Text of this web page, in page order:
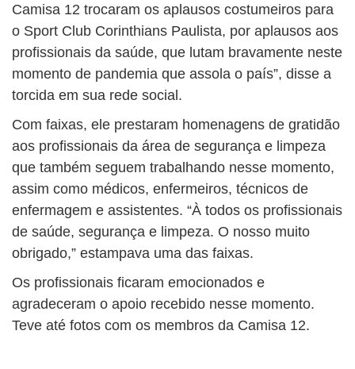
Camisa 12 trocaram os aplausos costumeiros para
o Sport Club Corinthians Paulista, por aplausos aos
profissionais da saúde, que lutam bravamente neste
momento de pandemia que assola o país”, disse a
torcida em sua rede social.
Com faixas, ele prestaram homenagens de gratidão
aos profissionais da área de segurança e limpeza
que também seguem trabalhando nesse momento,
assim como médicos, enfermeiros, técnicos de
enfermagem e assistentes. “À todos os profissionais
de saúde, segurança e limpeza. O nosso muito
obrigado,” estampava uma das faixas.
Os profissionais ficaram emocionados e
agradeceram o apoio recebido nesse momento.
Teve até fotos com os membros da Camisa 12.